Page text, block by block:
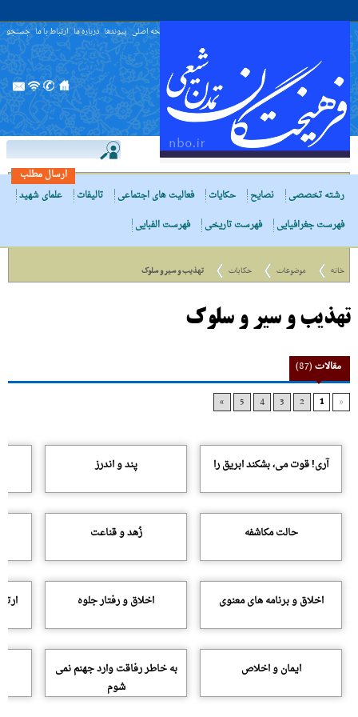
صفحه اصلی پیوندها درباره ما ارتباط با ما جستجو
ارسال مطلب
رشته تخصصی
نصایح حکایات فعالیت های اجتماعی تالیفات
علمای شهید
فهرست جغرافیایی
فهرست تاریخی فهرست الفبایی
خانه موضوعات حکایات تهذیب و سیر و سلوک
تهذیب و سیر و سلوک
مقالات(87)
«
1
2
3
4
5
»
آرى! قوت مى، بشکند ابریق را پند و اندرز
حالت مکاشفه زُهد و قناعت
اخلاق و برنامه هاى معنوى اخلاق و رفتار جلوه
ایمان و اخلاص
به خاطر رفاقت وارد جهنم نمى
شوم